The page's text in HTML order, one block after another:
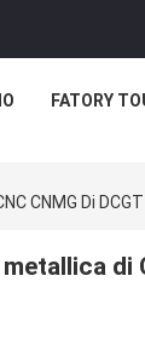
FATORY
CNMG Di
di